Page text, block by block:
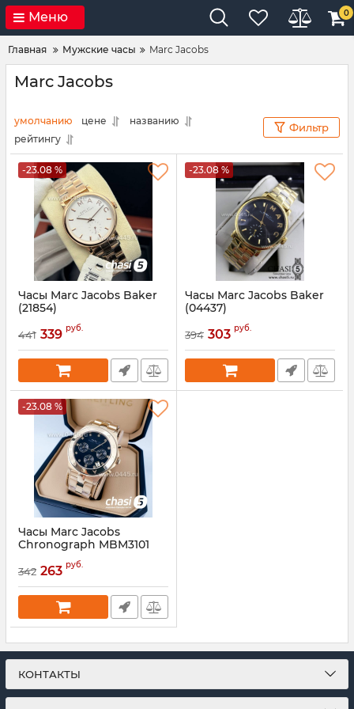
Меню 0
Главная Мужские часы Marc Jacobs
Marc Jacobs
умолчанию цене
названию
рейтингу
Фильтр
-23.08 %
Часы Marc Jacobs Baker
(21854)
21854
441 339 руб.
-23.08 %
Часы Marc Jacobs Baker
(04437)
4437
394 303 руб.
-23.08 %
Часы Marc Jacobs
Chronograph MBM3101
Артикул: 4444
342 263 руб.
КОНТАКТЫ